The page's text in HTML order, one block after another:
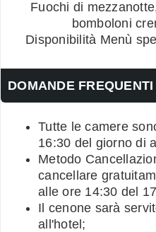
Fuochi di
bomboloni
Disponibilità Menù
DOMANDE
Tutte le camere
16:30 del giorno di
Metodo
cancellare
alle ore 14:30 del
Il cenone sarà
all'hotel;